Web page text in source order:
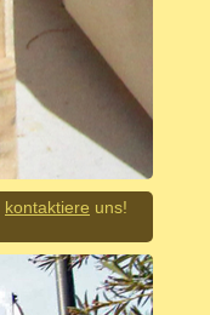
kontaktiere uns!